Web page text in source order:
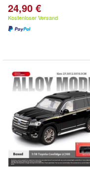
24,90 €
Kostenloser Versand